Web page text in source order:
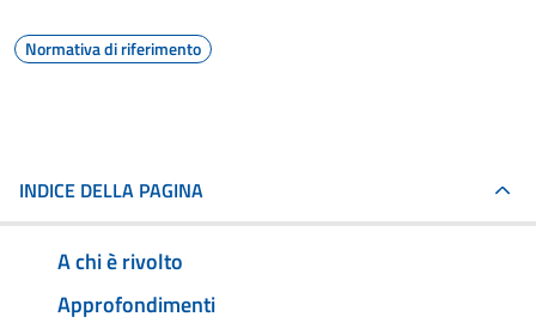
Normativa di riferimento
INDICE DELLA PAGINA
A chi è rivolto
Approfondimenti